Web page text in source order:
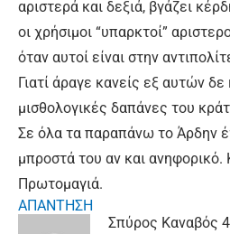
αριστερά και δεξιά, βγάζει
οι χρήσιμοι “υπαρκτοί”
όταν αυτοί είναι στην
Γιατί άραγε κανείς εξ αυτών δε
μισθολογικές δαπάνες του
Σε όλα τα παραπάνω το Άρδην
μπροστά του αν και ανηφορικό.
Πρωτομαγιά.
ΑΠΑΝΤΗΣΗ
Σπύρος Καναβός